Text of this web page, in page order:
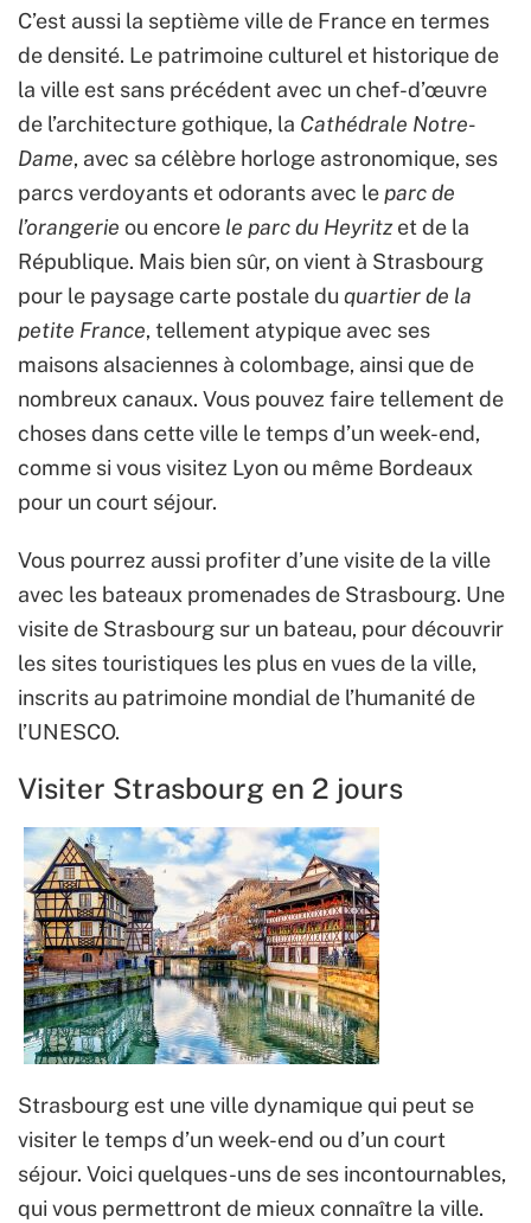
C’est aussi la septième ville de France en termes
de densité. Le patrimoine culturel et historique de
la ville est sans précédent avec un chef-d’œuvre
de l’architecture gothique, la Cathédrale Notre-
Dame, avec sa célèbre horloge astronomique, ses
parcs verdoyants et odorants avec le parc de
l’orangerie ou encore le parc du Heyritzet de la
République. Mais bien sûr, on vient à Strasbourg
pour le paysage carte postale du quartier de la
petite France, tellement atypique avec ses
maisons alsaciennes à colombage, ainsi que de
nombreux canaux. Vous pouvez faire tellement de
choses dans cette ville le temps d’un week-end,
comme si vous visitez Lyon ou même Bordeaux
pour un court séjour.
Vous pourrez aussi profiter d’une visite de la ville
avec les bateaux promenades de Strasbourg. Une
visite de Strasbourg sur un bateau, pour découvrir
les sites touristiques les plus en vues de la ville,
inscrits au patrimoine mondial de l’humanité de
l’UNESCO.
Visiter Strasbourg en 2 jours
Strasbourg est une ville dynamique qui peut se
visiter le temps d’un week-end ou d’un court
séjour. Voici quelques-uns de ses incontournables,
qui vous permettront de mieux connaître la ville.